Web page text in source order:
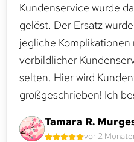
Kundenservice wurde
gelöst. Der Ersatz
jegliche
vorbildlicher
selten. Hier wird
großgeschrieben! Ich
Tamara R.
vor 2